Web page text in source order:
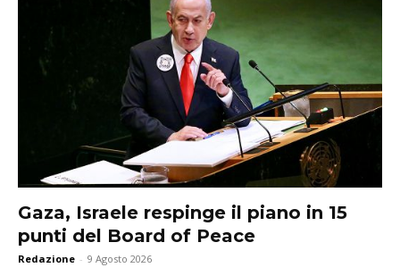
Gaza, Israele respinge il piano in 15
punti del Board of Peace
Redazione - 9 Agosto 2026